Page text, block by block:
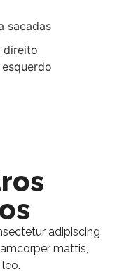
sacadas
direito
adipiscing
mattis,